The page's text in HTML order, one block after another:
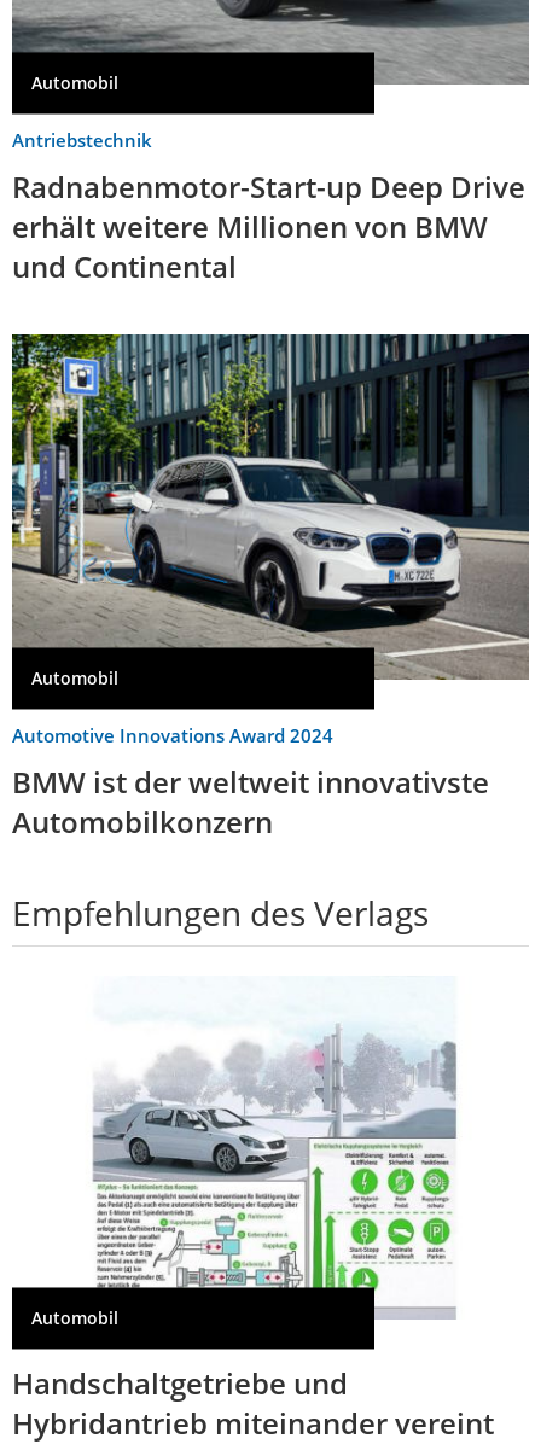
Automobil
Antriebstechnik
Radnabenmotor-Start-up Deep Drive
erhält weitere Millionen von BMW
und Continental
Automobil
Automotive Innovations Award 2024
BMW ist der weltweit innovativste
Automobilkonzern
Empfehlungen des Verlags
Automobil
Handschaltgetriebe und
Hybridantrieb miteinander vereint